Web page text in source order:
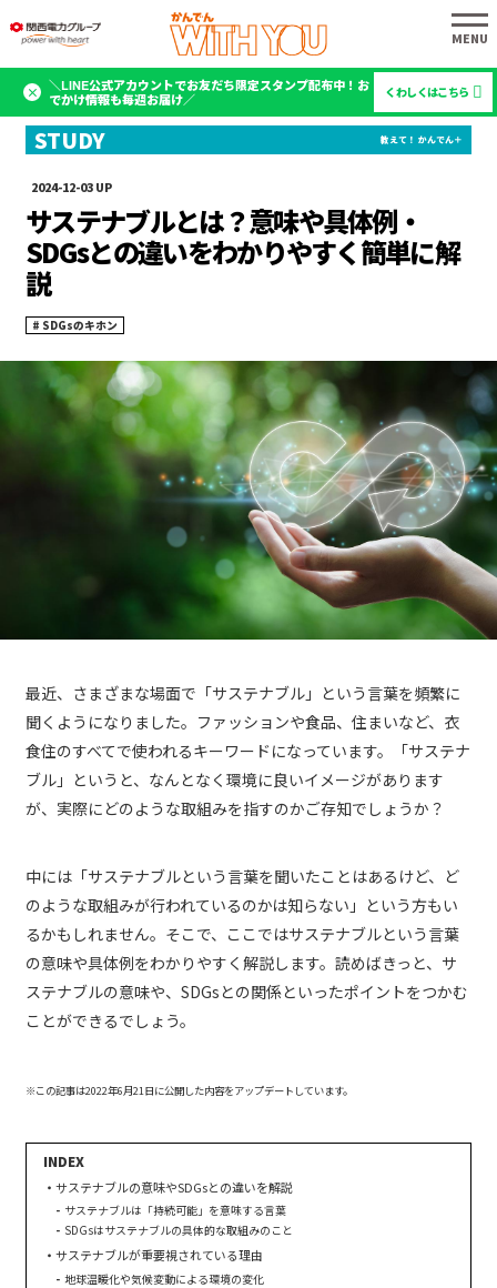
＼LINE公式アカウントでお友だち限定スタンプ配布中！お
でかけ情報も毎週お届け／
くわしくはこちら
2024-12-03
サステナブルとは？意味や具体例・
SDGsとの違いをわかりやすく簡単に解
説
SDGsのキホン
最近、さまざまな場面で「サステナブル」という言葉を頻繁に
聞くようになりました。ファッションや食品、住まいなど、衣
食住のすべてで使われるキーワードになっています。「サステナ
ブル」というと、なんとなく環境に良いイメージがあります
が、実際にどのような取組みを指すのかご存知でしょうか？
中には「サステナブルという言葉を聞いたことはあるけど、ど
のような取組みが行われているのかは知らない」という方もい
るかもしれません。そこで、ここではサステナブルという言葉
の意味や具体例をわかりやすく解説します。読めばきっと、サ
ステナブルの意味や、SDGsとの関係といったポイントをつかむ
ことができるでしょう。
※この記事は2022年6月21日に公開した内容をアップデートしています。
サステナブルの意味やSDGsとの違いを解説
サステナブルは「持続可能」を意味する言葉
SDGsはサステナブルの具体的な取組みのこと
サステナブルが重要視されている理由
地球温暖化や気候変動による環境の変化